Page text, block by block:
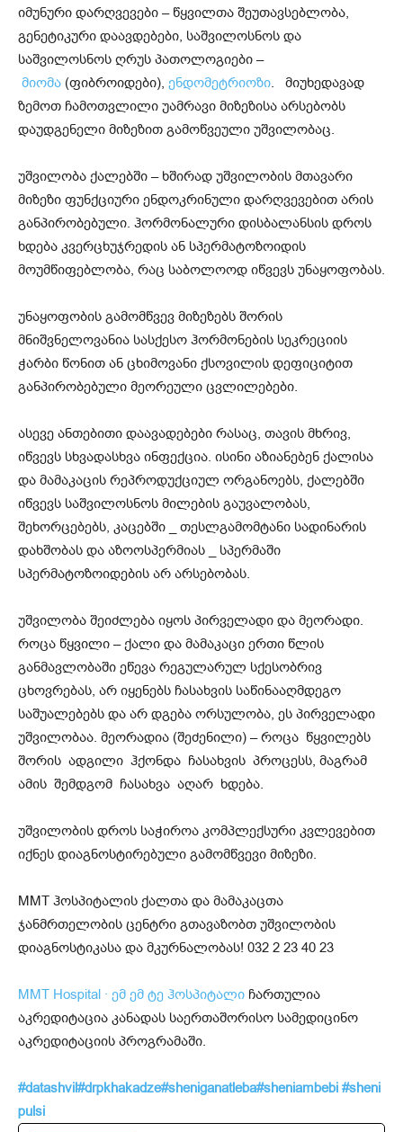
იმუნური დარღვევები – წყვილთა შეუთავსებლობა,
გენეტიკური დაავდებები, საშვილოსნოს და
საშვილოსნოს ღრუს პათოლოგიები –
მიომა (ფიბროიდები), ენდომეტრიოზი. მიუხედავად
ზემოთ ჩამოთვლილი უამრავი მიზეზისა არსებობს
დაუდგენელი მიზეზით გამოწვეული უშვილობაც.
უშვილობა ქალებში – ხშირად უშვილობის მთავარი
მიზეზი ფუნქციური ენდოკრინული დარღვევებით არის
განპირობებული. ჰორმონალური დისბალანსის დროს
ხდება კვერცხუჯრედის ან სპერმატოზოიდის
მოუმწიფებლობა, რაც საბოლოოდ იწვევს უნაყოფობას.
უნაყოფობის გამომწვევ მიზეზებს შორის
მნიშვნელოვანია სასქესო ჰორმონების სეკრეციის
ჭარბი წონით ან ცხიმოვანი ქსოვილის დეფიციტით
განპირობებული მეორეული ცვლილებები.
ასევე ანთებითი დაავადებები რასაც, თავის მხრივ,
იწვევს სხვადასხვა ინფექცია. ისინი აზიანებენ ქალისა
და მამაკაცის რეპროდუქციულ ორგანოებს, ქალებში
იწვევს საშვილოსნოს მილების გაუვალობას,
შეხორცებებს, კაცებში _ თესლგამომტანი სადინარის
დახშობას და აზოოსპერმიას _ სპერმაში
სპერმატოზოიდების არ არსებობას.
უშვილობა შეიძლება იყოს პირველადი და მეორადი.
როცა წყვილი – ქალი და მამაკაცი ერთი წლის
განმავლობაში ეწევა რეგულარულ სქესობრივ
ცხოვრებას, არ იყენებს ჩასახვის საწინააღმდეგო
საშუალებებს და არ დგება ორსულობა, ეს პირველადი
უშვილობაა. მეორადია (შეძენილი) – როცა წყვილებს
შორის ადგილი ჰქონდა ჩასახვის პროცესს, მაგრამ
ამის შემდგომ ჩასახვა აღარ ხდება.
უშვილობის დროს საჭიროა კომპლექსური კვლევებით
იქნეს დიაგნოსტირებული გამომწვევი მიზეზი.
MMT ჰოსპიტალის ქალთა და მამაკაცთა
ჯანმრთელობის ცენტრი გთავაზობთ უშვილობის
დიაგნოსტიკასა და მკურნალობას! 032 2 23 40 23
MMT Hospital · ემ ემ ტე ჰოსპიტალი ჩართულია
აკრედიტაცია კანადას საერთაშორისო სამედიცინო
აკრედიტაციის პროგრამაში.
#datashvil#drpkhakadze#sheniganatleba#sheniambebi #sheni
pulsi